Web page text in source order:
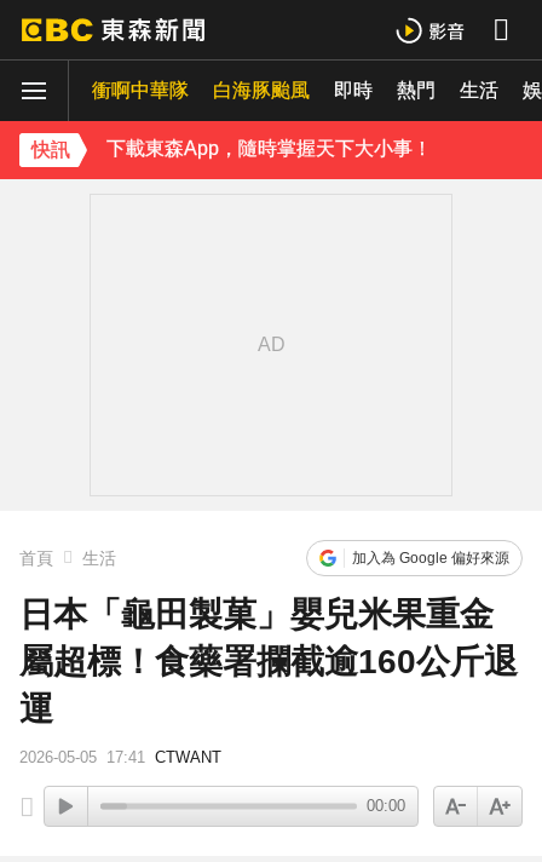
衝啊中華隊 白海豚颱風 即時 熱門 生活
快訊
日傳奇女星辭世！兒子曝「最後時刻」：如沉睡般離開
下載東森App，隨時掌握天下大小事！
首頁 生活 加入為 Google 偏好來源
日本「龜田製菓」嬰兒米果重金
屬超標！食藥署攔截逾160公斤退
運
2026-05-05 17:41 CTWANT
00:00